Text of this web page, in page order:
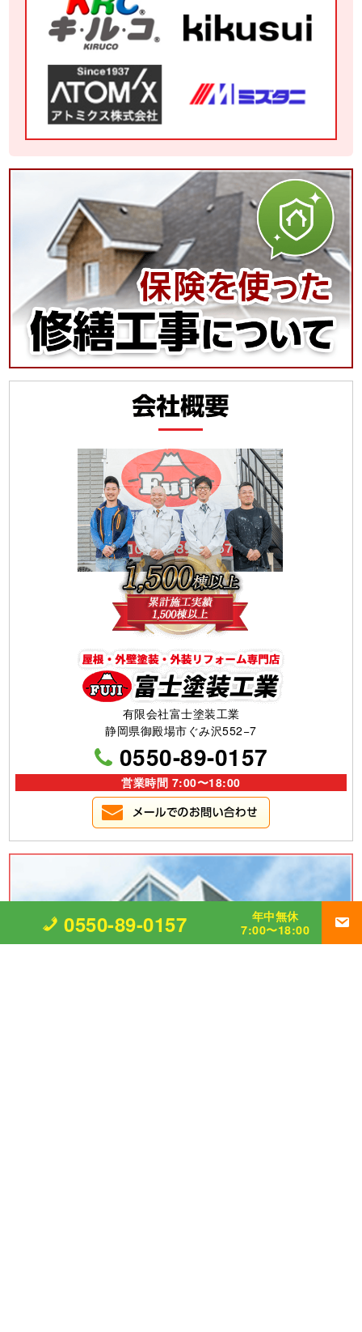
有限会社富士塗装工業
静岡県御殿場市ぐみ沢552−7
0550-89-0157
営業時間 7:00〜18:00
0550-89-0157
年中無休
7:00〜18:00